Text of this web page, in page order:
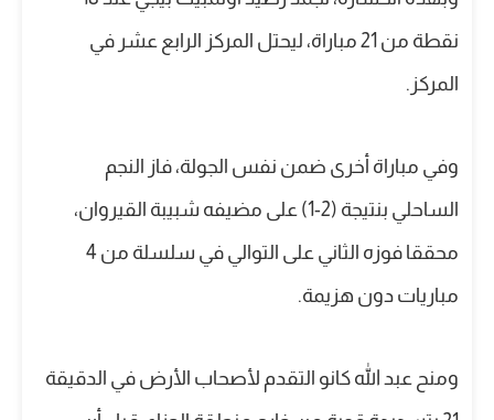
نقطة من 21 مباراة، ليحتل المركز الرابع عشر في
المركز.
وفي مباراة أخرى ضمن نفس الجولة، فاز النجم
الساحلي بنتيجة (2-1) على مضيفه شبيبة القيروان،
محققا فوزه الثاني على التوالي في سلسلة من 4
مباريات دون هزيمة.
ومنح عبد الله كانو التقدم لأصحاب الأرض في الدقيقة